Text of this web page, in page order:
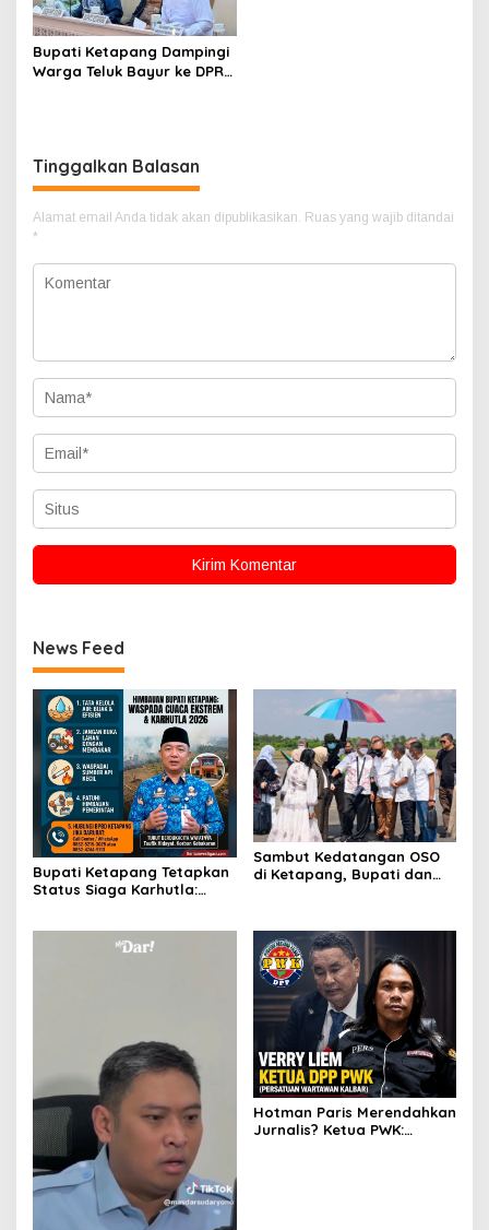
Bupati Ketapang Dampingi
Warga Teluk Bayur ke DPR
Tinggalkan Balasan
Alamat email Anda tidak akan dipublikasikan. Ruas yang wajib ditandai
*
News Feed
Bupati Ketapang Tetapkan
Status Siaga Karhutla:
Sambut Kedatangan OSO
di Ketapang, Bupati dan
di Kayong Utara
Hotman Paris Merendahkan
Jurnalis? Ketua PWK: